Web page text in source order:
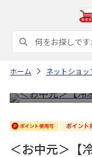
ホーム ネットショッ
＜お中元＞【